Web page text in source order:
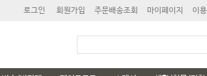
로그인 회원가입 주문배송조회 마이페이지 이